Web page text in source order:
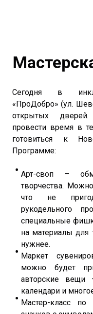
Сегодня в
«ПроДобро» (ул.
открытых
провести время в
готовиться к
Программе:
Арт-своп –
творчества.
что не
рукодельного
специальные
на материалы для
нужнее.
Маркет
можно будет
авторские вещи
календари и
Мастер-класс по